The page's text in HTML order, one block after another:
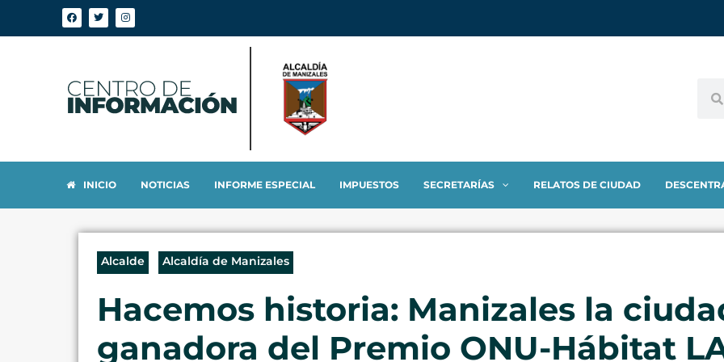
INICIO NOTICIAS INFORME ESPECIAL IMPUESTOS SECRETARÍAS RELATOS DE CIUDAD
Alcalde Alcaldía de Manizales
Hacemos historia: Manizales la
ganadora del Premio ONU-Hábitat